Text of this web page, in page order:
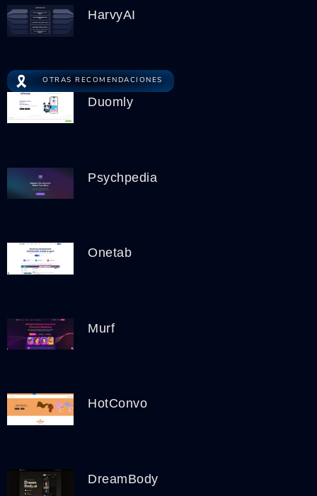
HarvyAI
🎗️ OTRAS RECOMENDACIONES
Duomly
Psychpedia
Onetab
Murf
HotConvo
DreamBody